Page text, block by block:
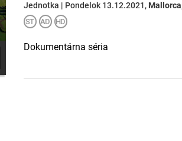
Jednotka | Pondelok 13.12.2021,
Dokumentárna séria